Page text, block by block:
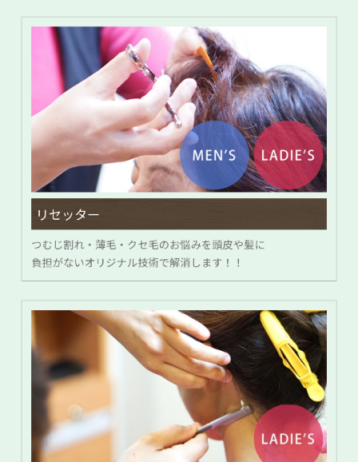
リセッター
つむじ割れ・薄毛・クセ毛のお悩みを頭皮や髪に
負担がないオリジナル技術で解消します！！